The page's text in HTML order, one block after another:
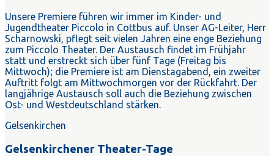
Unsere Premiere führen wir immer im Kinder- und
Jugendtheater Piccolo in Cottbus auf. Unser AG-Leiter, Herr
Scharnowski, pflegt seit vielen Jahren eine enge Beziehung
zum Piccolo Theater. Der Austausch findet im Frühjahr
statt und erstreckt sich über fünf Tage (Freitag bis
Mittwoch); die Premiere ist am Dienstagabend, ein zweiter
Auftritt folgt am Mittwochmorgen vor der Rückfahrt. Der
langjährige Austausch soll auch die Beziehung zwischen
Ost- und Westdeutschland stärken.
Gelsenkirchen
Gelsenkirchener Theater-Tage